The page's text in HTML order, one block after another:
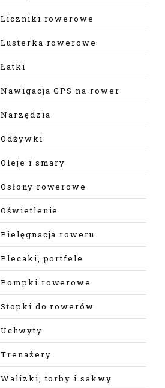
Liczniki rowerowe
Lusterka rowerowe
Łatki
Nawigacja GPS na rower
Narzędzia
Odżywki
Oleje i smary
Osłony rowerowe
Oświetlenie
Pielęgnacja roweru
Plecaki, portfele
Pompki rowerowe
Stopki do rowerów
Uchwyty
Trenażery
Walizki, torby i sakwy